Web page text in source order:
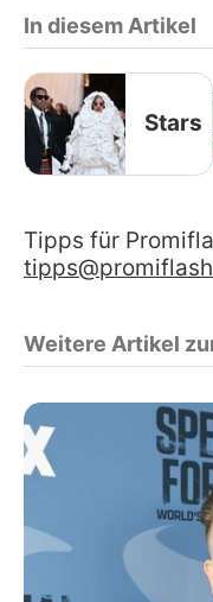
In diesem Artikel
Stars
Tipps für
Weitere Artikel